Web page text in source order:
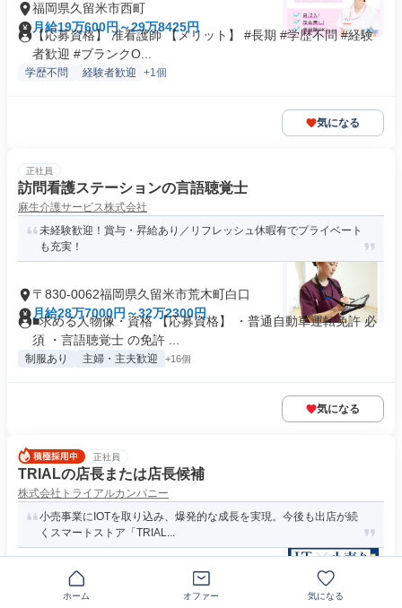
福岡県久留米市西町
月給19万600円～29万8425円
【応募資格】 准看護師 【メリット】 #長期 #学歴不問 #経験
者歓迎 #ブランクO...
学歴不問 経験者歓迎 +1個
気になる
正社員
訪問看護ステーションの言語聴覚士
麻生介護サービス株式会社
未経験歓迎！賞与・昇給あり／リフレッシュ休暇有でプライベート
も充実！
〒830-0062福岡県久留米市荒木町白口
月給28万7000円～32万2300円
■求める人物像・資格 【応募資格】 ・普通自動車運転免許 必
須 ・言語聴覚士 の免許 ...
制服あり 主婦・主夫歓迎 +16個
気になる
正社員
TRIALの店長または店長候補
株式会社トライアルカンパニー
小売事業にIOTを取り込み、爆発的な成長を実現。今後も出店が続
くスマートストア「TRIAL...
福岡県久留米市上津町
月給37万5000円～65万円
ホーム オファー 気になる